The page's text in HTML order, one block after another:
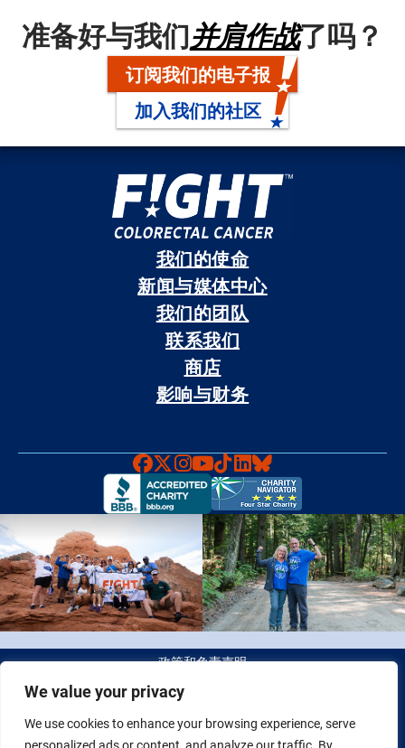
We value your privacy
We use cookies to enhance your browsing experience, serve
准备好与我们并肩作战了吗？
订阅我们的电子报
加入我们的社区
我们的使命
新闻与媒体中心
我们的团队
联系我们
商店
影响与财务
Faceboook
X Instagram
YouTube
TikTok
LinkedIn
Bluesky
政策和免责声明
© 2026 Fight Colorectal Cancer 版权所有。 税务识别号（Tax
ID）：20-2622550